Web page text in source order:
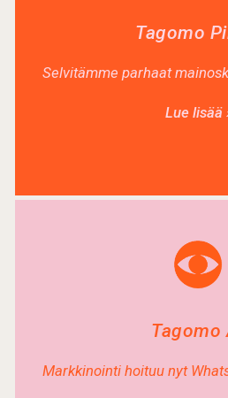
Tagomo
Selvitämme parhaat
Lue lisää
Tagomo
Markkinointi hoituu nyt